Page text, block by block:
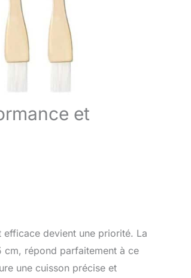
et
efficace devient une priorité. La
cm, répond parfaitement à ce
une cuisson précise et